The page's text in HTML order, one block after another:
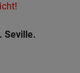
Seville.